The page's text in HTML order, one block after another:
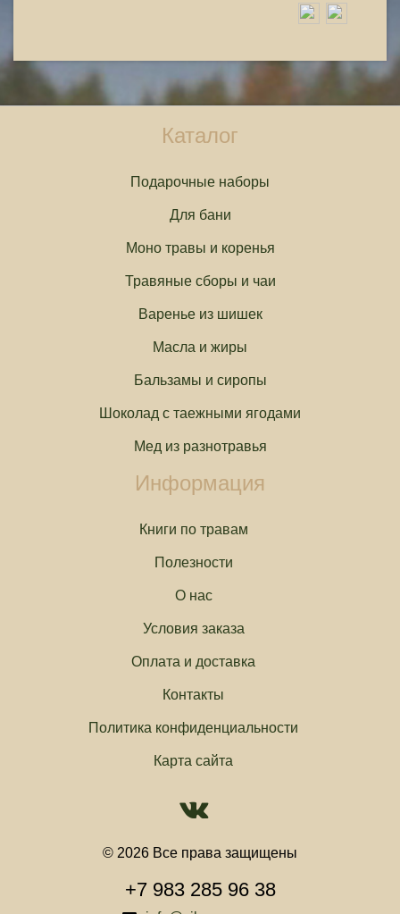
Каталог
Подарочные наборы
Для бани
Моно травы и коренья
Травяные сборы и чаи
Варенье из шишек
Масла и жиры
Бальзамы и сиропы
Шоколад с таежными ягодами
Мед из разнотравья
Информация
Книги по травам
Полезности
О нас
Условия заказа
Оплата и доставка
Контакты
Политика конфиденциальности
Карта сайта
© 2026 Все права защищены
+7 983 285 96 38